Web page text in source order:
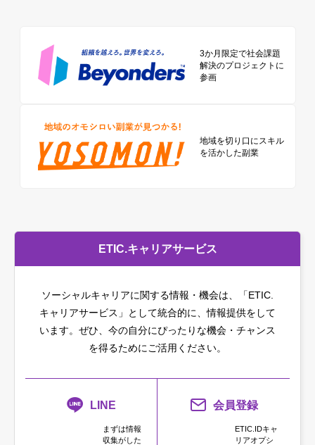
3か月限定で社会課題
解決のプロジェクトに
参画
地域を切り口に スキル
を活かした副業
ETIC.キャリアサービス
ソーシャルキャリアに関する情報・機会は、「ETIC.
キャリアサービス」として統合的に、情報提供をして
います。 ぜひ、今の自分にぴったりな機会・チャンス
を得るためにご活用ください。
LINE
まずは情報
収集がした
会員登録
ETIC.IDキャ
リアオプシ